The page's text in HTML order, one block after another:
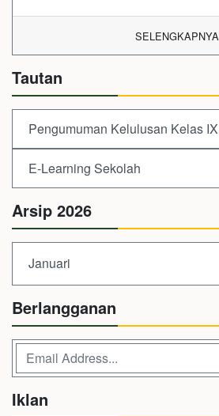
SELENGKAPNYA
Tautan
Pengumuman Kelulusan Kelas IX
E-Learning Sekolah
Arsip 2026
Januari
Berlangganan
Iklan